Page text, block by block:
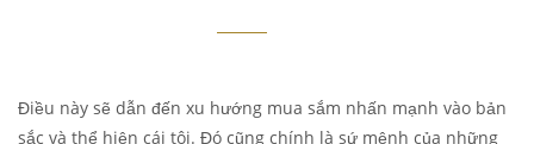
Điều này sẽ dẫn đến xu hướng mua sắm nhấn mạnh vào bản
sắc và thể hiện cái tôi. Đó cũng chính là sứ mệnh của những